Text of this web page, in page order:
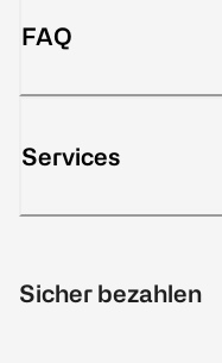
FAQ
Services
Sicher bezahlen